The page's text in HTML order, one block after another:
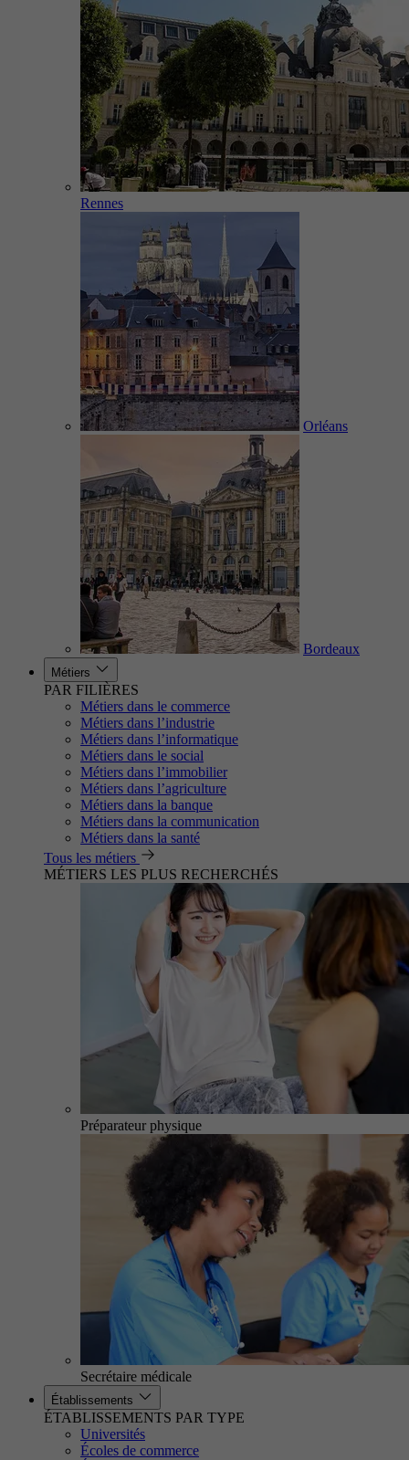
Rennes
Orléans
Bordeaux
Métiers
PAR FILIÈRES
Métiers dans le commerce
Métiers dans l’industrie
Métiers dans l’informatique
Métiers dans le social
Métiers dans l’immobilier
Métiers dans l’agriculture
Métiers dans la banque
Métiers dans la communication
Métiers dans la santé
Tous les métiers
MÉTIERS LES PLUS RECHERCHÉS
Préparateur physique
Secrétaire médicale
Établissements
ÉTABLISSEMENTS PAR TYPE
Universités
Écoles de commerce